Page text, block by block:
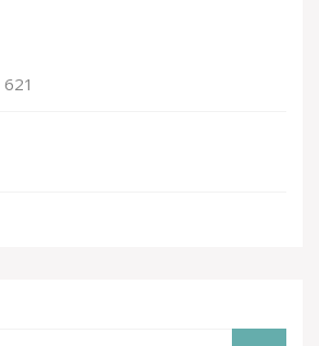
621